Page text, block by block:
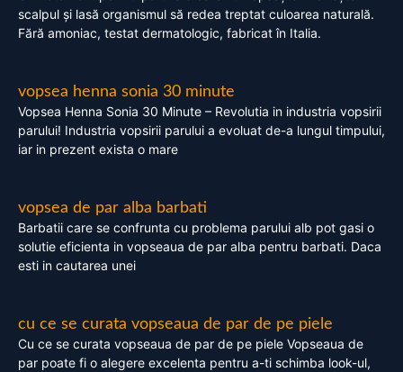
scalpul și lasă organismul să redea treptat culoarea naturală.
Fără amoniac, testat dermatologic, fabricat în Italia.
vopsea henna sonia 30 minute
Vopsea Henna Sonia 30 Minute – Revolutia in industria vopsirii
parului! Industria vopsirii parului a evoluat de-a lungul timpului,
iar in prezent exista o mare
vopsea de par alba barbati
Barbatii care se confrunta cu problema parului alb pot gasi o
solutie eficienta in vopseaua de par alba pentru barbati. Daca
esti in cautarea unei
cu ce se curata vopseaua de par de pe piele
Cu ce se curata vopseaua de par de pe piele Vopseaua de
par poate fi o alegere excelenta pentru a-ti schimba look-ul,